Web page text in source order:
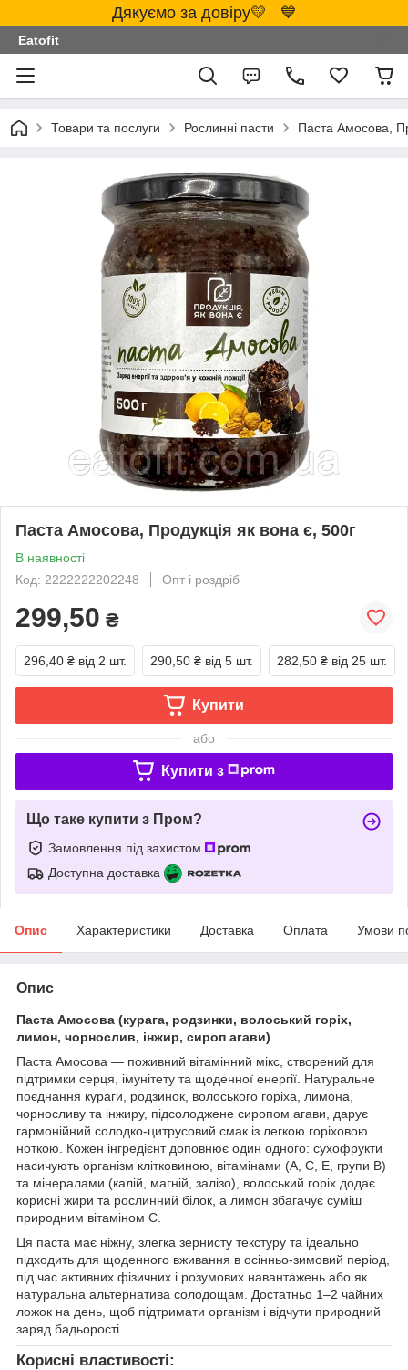
Дякуємо за довіру💛 💙
Eatofit
Товари та послуги Рослинні пасти Паста Амосова,
Паста Амосова, Продукція як вона є, 500г
В наявності
Код: 2222222202248
Опт і роздріб
299,50 ₴
296,40 ₴ від 2 шт. 290,50 ₴ від 5 шт. 282,50 ₴ від 25 шт.
Купити
або
Купити з
Що таке купити з Пром?
Замовлення під захистом
Доступна доставка
Опис Характеристики Доставка Оплата Умови
Опис
Паста Амосова (курага, родзинки, волоський горіх,
лимон, чорнослив, інжир, сироп агави)
Паста Амосова — поживний вітамінний мікс, створений для
підтримки серця, імунітету та щоденної енергії. Натуральне
поєднання кураги, родзинок, волоського горіха, лимона,
чорносливу та інжиру, підсолоджене сиропом агави, дарує
гармонійний солодко-цитрусовий смак із легкою горіховою
ноткою. Кожен інгредієнт доповнює один одного: сухофрукти
насичують організм клітковиною, вітамінами (А, С, Е, групи В)
та мінералами (калій, магній, залізо), волоський горіх додає
корисні жири та рослинний білок, а лимон збагачує суміш
природним вітаміном С.
Ця паста має ніжну, злегка зернисту текстуру та ідеально
підходить для щоденного вживання в осінньо-зимовий період,
під час активних фізичних і розумових навантажень або як
натуральна альтернатива солодощам. Достатньо 1–2 чайних
ложок на день, щоб підтримати організм і відчути природний
заряд бадьорості.
Корисні властивості: